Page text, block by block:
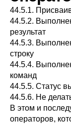
44.5.1.
44.5.2.
результат
44.5.3.
строку
44.5.4.
команд
44.5.5. Статус
44.5.6. Не
В этом и
операторов,